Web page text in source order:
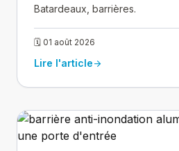
Batardeaux, barrières.
🗓 01 août 2026
Lire l'articlearrow_forward